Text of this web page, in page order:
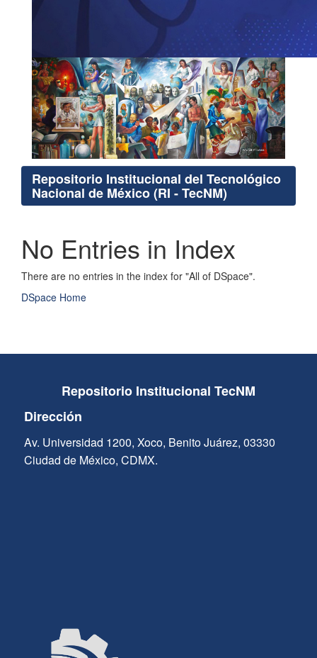
Repositorio Institucional del Tecnológico
Nacional de México (RI - TecNM)
No Entries in Index
There are no entries in the index for "All of DSpace".
DSpace Home
Repositorio Institucional TecNM
Dirección
Av. Universidad 1200, Xoco, Benito Juárez, 03330
Ciudad de México, CDMX.